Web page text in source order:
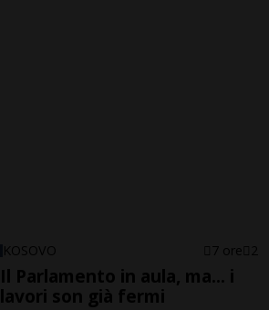
KOSOVO 7 ore 2
Il Parlamento in aula, ma... i
lavori son già fermi